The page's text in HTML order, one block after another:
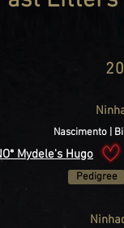
Nascimento |
Mydele's Hugo
Pedigree